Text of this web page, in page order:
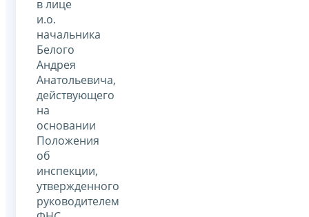
в лице
и.о.
начальника
Белого
Андрея
Анатольевича,
действующего
на
основании
Положения
об
инспекции,
утвержденного
руководителем